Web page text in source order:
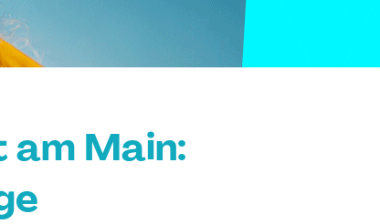
Main: